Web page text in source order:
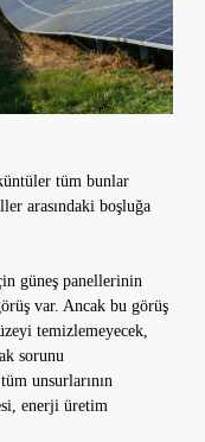
tüm bunlar
arasındaki boşluğa
güneş panellerinin
var. Ancak bu görüş
temizlemeyecek,
sorunu
unsurlarının
enerji üretim